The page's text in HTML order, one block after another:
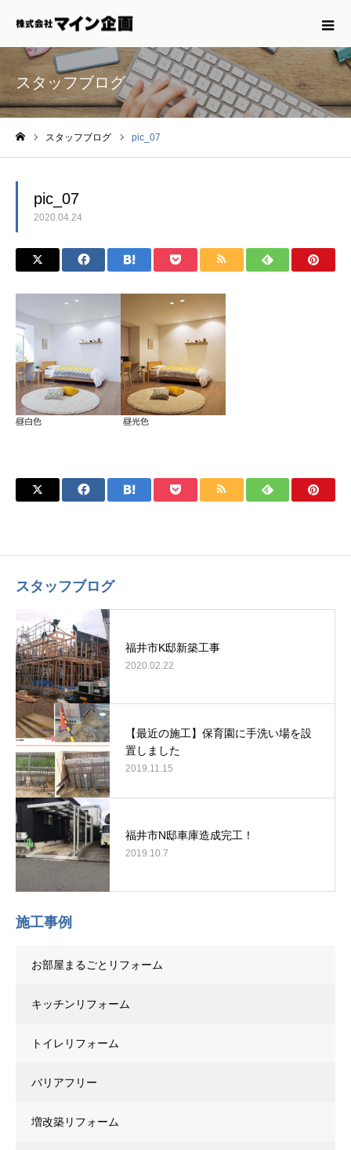
スタッフブログ
スタッフブログ pic_07
pic_07
2020.04.24
スタッフブログ
福井市K邸新築工事
2020.02.22
【最近の施工】保育園に手洗い場を設
置しました
2019.11.15
福井市N邸車庫造成完工！
2019.10.7
施工事例
お部屋まるごとリフォーム
キッチンリフォーム
トイレリフォーム
バリアフリー
増改築リフォーム